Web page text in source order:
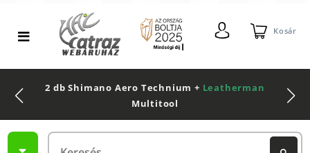
Kosár
2 db Shimano Aero Technium + Leatherman
Multitool